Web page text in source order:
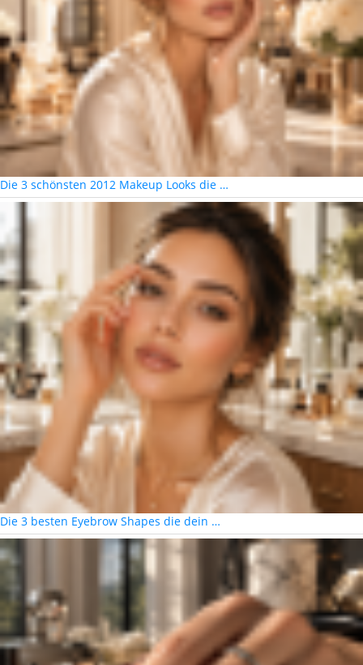
Die 3 schönsten 2012 Makeup Looks die …
Die 3 besten Eyebrow Shapes die dein …